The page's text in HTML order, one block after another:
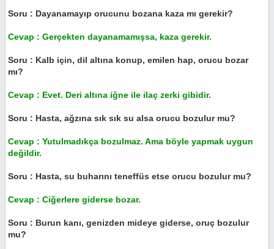
Soru : Dayanamayıp orucunu bozana kaza mı gerekir?
Cevap : Gerçekten dayanamamışsa, kaza gerekir.
Soru : Kalb için, dil altına konup, emilen hap, orucu bozar
mı?
Cevap : Evet. Deri altına iğne ile ilaç zerki gibidir.
Soru : Hasta, ağzına sık sık su alsa orucu bozulur mu?
Cevap : Yutulmadıkça bozulmaz. Ama böyle yapmak uygun
değildir.
Soru : Hasta, su buharını teneffüs etse orucu bozulur mu?
Cevap : Ciğerlere giderse bozar.
Soru : Burun kanı, genizden mideye giderse, oruç bozulur
mu?